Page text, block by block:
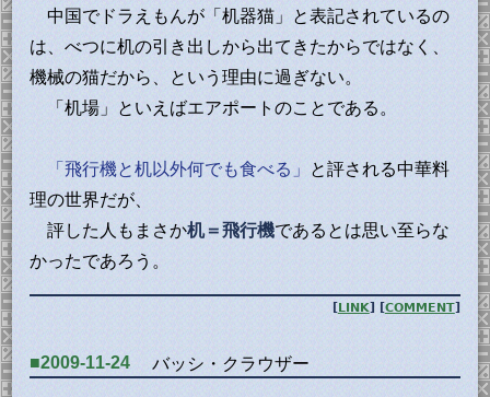
中国でドラえもんが「机器猫」と表記されているの
は、べつに机の引き出しから出てきたからではなく、
機械の猫だから、という理由に過ぎない。
「机場」といえばエアポートのことである。
「飛行機と机以外何でも食べる」
と評される中華料
理の世界だが、
評した人もまさか机＝飛行機であるとは思い至らな
かったであろう。
[LINK ] [COMMENT]
■2009-11-24 バッシ・クラウザー